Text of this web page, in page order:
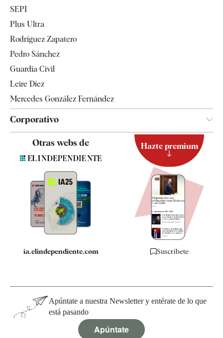
Televisión
SEPI
Plus Ultra
Rodríguez Zapatero
Pedro Sánchez
Guardia Civil
Leire Díez
Mercedes González Fernández
Corporativo
Contacto
Quiénes somos
Especificaciones
Otras webs de
ia.elindependiente.com
Hazte premium
Suscríbete
Apúntate a nuestra Newsletter y entérate de lo que
está pasando
Apúntate